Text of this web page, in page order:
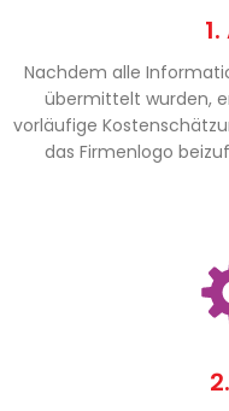
Nachdem alle
übermittelt wurden,
vorläufige
das Firmenlogo